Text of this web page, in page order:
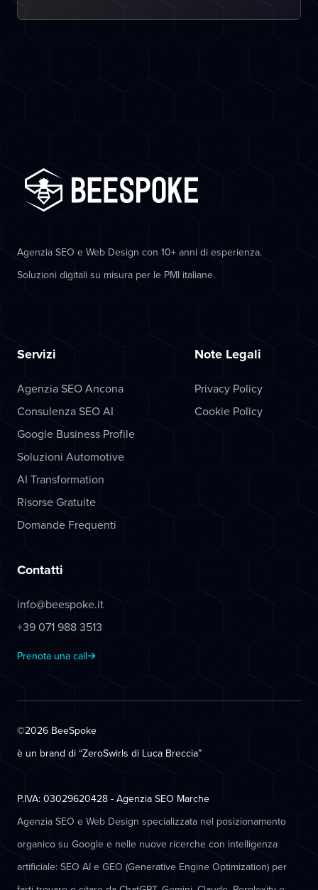
Agenzia SEO e Web Design con 10+ anni di esperienza.
Soluzioni digitali su misura per le PMI italiane.
Servizi
Agenzia SEO Ancona
Consulenza SEO AI
Google Business Profile
Soluzioni Automotive
AI Transformation
Risorse Gratuite
Domande Frequenti
Note Legali
Privacy Policy
Cookie Policy
Contatti
info@beespoke.it
+39 071 988 3513
Prenota una call
©2026 BeeSpoke
è un brand di “ZeroSwirls di Luca Breccia”
P.IVA: 03029620428 - Agenzia SEO Marche
Agenzia SEO e Web Design specializzata nel posizionamento
organico su Google e nelle nuove ricerche con intelligenza
artificiale: SEO AI e GEO (Generative Engine Optimization) per